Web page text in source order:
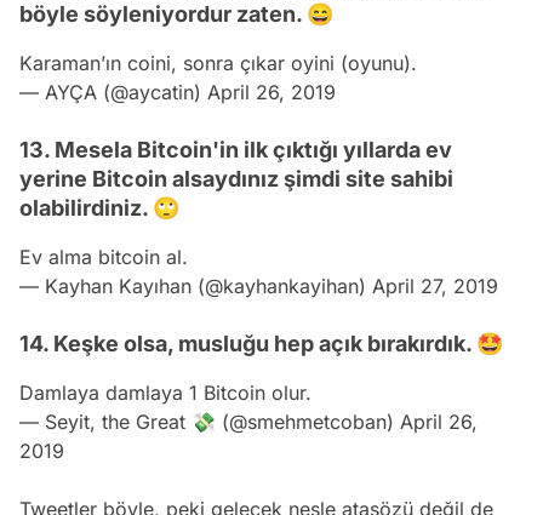
böyle söyleniyordur zaten. 😄
Karaman’ın coini, sonra çıkar oyini (oyunu).
— AYÇA (@aycatin) April 26, 2019
13. Mesela Bitcoin'in ilk çıktığı yıllarda ev
yerine Bitcoin alsaydınız şimdi site sahibi
olabilirdiniz. 🙄
Ev alma bitcoin al.
— Kayhan Kayıhan (@kayhankayihan) April 27, 2019
14. Keşke olsa, musluğu hep açık bırakırdık. 🤩
Damlaya damlaya 1 Bitcoin olur.
— Seyit, the Great 💸 (@smehmetcoban) April 26,
2019
Tweetler böyle, peki gelecek nesle atasözü değil de